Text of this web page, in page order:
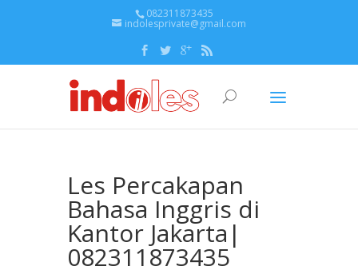
082311873435
indolesprivate@gmail.com
Les Percakapan
Bahasa Inggris di
Kantor Jakarta|
082311873435